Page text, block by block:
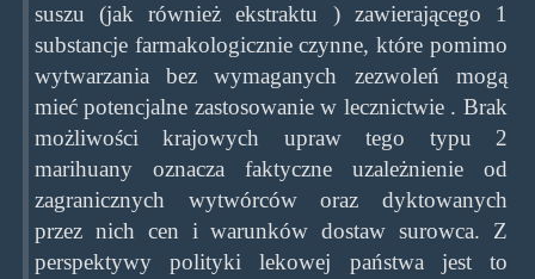
suszu (jak również ekstraktu ) zawierającego 1
substancje farmakologicznie czynne, które pomimo
wytwarzania bez wymaganych zezwoleń mogą
mieć potencjalne zastosowanie w lecznictwie . Brak
możliwości krajowych upraw tego typu 2
marihuany oznacza faktyczne uzależnienie od
zagranicznych wytwórców oraz dyktowanych
przez nich cen i warunków dostaw surowca. Z
perspektywy polityki lekowej państwa jest to